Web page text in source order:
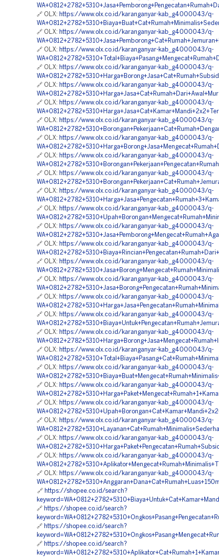
🔗 OLX: https://www.olx.co.id/karanganyar-kab_g4000043/q-
🔗 OLX: https://www.olx.co.id/karanganyar-kab_g4000043/q-
🔗 OLX: https://www.olx.co.id/karanganyar-kab_g4000043/q-
🔗 OLX: https://www.olx.co.id/karanganyar-kab_g4000043/q-
🔗 OLX: https://www.olx.co.id/karanganyar-kab_g4000043/q-
🔗 OLX: https://www.olx.co.id/karanganyar-kab_g4000043/q-
🔗 OLX: https://www.olx.co.id/karanganyar-kab_g4000043/q-
🔗 OLX: https://www.olx.co.id/karanganyar-kab_g4000043/q-
🔗 OLX: https://www.olx.co.id/karanganyar-kab_g4000043/q-
🔗 OLX: https://www.olx.co.id/karanganyar-kab_g4000043/q-
🔗 OLX: https://www.olx.co.id/karanganyar-kab_g4000043/q-
🔗 OLX: https://www.olx.co.id/karanganyar-kab_g4000043/q-
🔗 OLX: https://www.olx.co.id/karanganyar-kab_g4000043/q-
🔗 OLX: https://www.olx.co.id/karanganyar-kab_g4000043/q-
🔗 OLX: https://www.olx.co.id/karanganyar-kab_g4000043/q-
🔗 OLX: https://www.olx.co.id/karanganyar-kab_g4000043/q-
🔗 OLX: https://www.olx.co.id/karanganyar-kab_g4000043/q-
🔗 OLX: https://www.olx.co.id/karanganyar-kab_g4000043/q-
🔗 OLX: https://www.olx.co.id/karanganyar-kab_g4000043/q-
🔗 OLX: https://www.olx.co.id/karanganyar-kab_g4000043/q-
🔗 OLX: https://www.olx.co.id/karanganyar-kab_g4000043/q-
🔗 OLX: https://www.olx.co.id/karanganyar-kab_g4000043/q-
🔗 OLX: https://www.olx.co.id/karanganyar-kab_g4000043/q-
🔗 OLX: https://www.olx.co.id/karanganyar-kab_g4000043/q-
🔗 OLX: https://www.olx.co.id/karanganyar-kab_g4000043/q-
🔗 OLX: https://www.olx.co.id/karanganyar-kab_g4000043/q-
🔗 OLX: https://www.olx.co.id/karanganyar-kab_g4000043/q-
🔗 https://shopee.co.id/search?
🔗 https://shopee.co.id/search?
🔗 https://shopee.co.id/search?
🔗 https://shopee.co.id/search?